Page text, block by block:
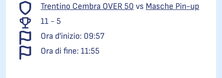
Trentino Cembra OVER 50 vs Masche Pin-up
11 - 5
Ora d'inizio: 09:57
Ora di fine: 11:55